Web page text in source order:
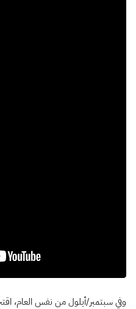
وفي سبتمبر/أيلول من نفس العام،